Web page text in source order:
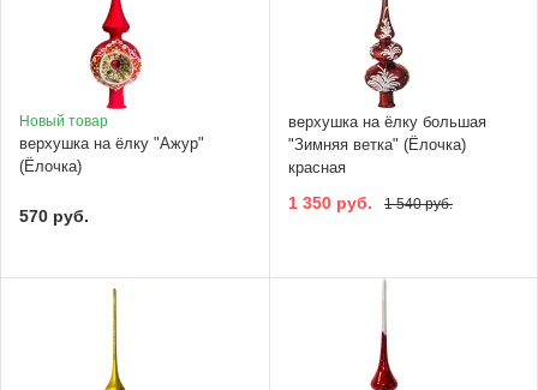
Новый товар
верхушка на ёлку "Ажур"
(Ёлочка)
570 руб.
верхушка на ёлку большая
"Зимняя ветка" (Ёлочка)
красная
1 350 руб. 1 540 руб.